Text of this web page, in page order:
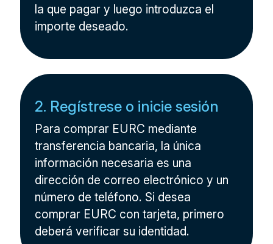
la que pagar y luego introduzca el
importe deseado.
2. Regístrese o inicie sesión
Para comprar EURC mediante
transferencia bancaria, la única
información necesaria es una
dirección de correo electrónico y un
número de teléfono. Si desea
comprar EURC con tarjeta, primero
deberá verificar su identidad.